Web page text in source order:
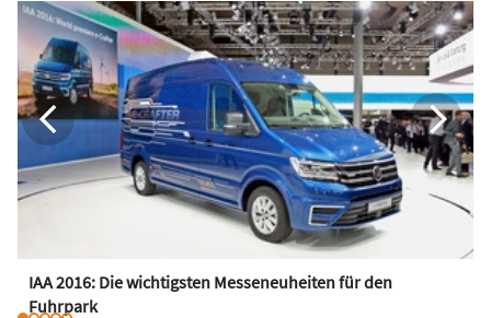
IAA 2016: Die wichtigsten Messeneuheiten für den
Fuhrpark